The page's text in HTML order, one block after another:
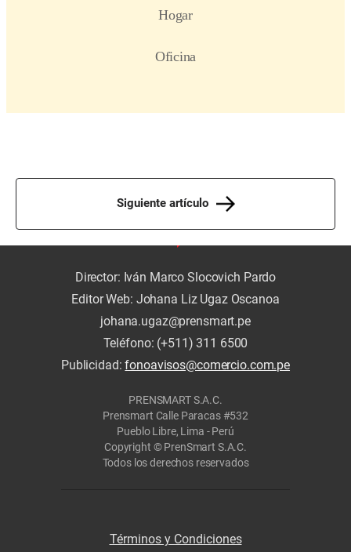
Siguiente artículo
Director: Iván Marco Slocovich Pardo
Editor Web: Johana Liz Ugaz Oscanoa
johana.ugaz@prensmart.pe
Teléfono: (+511) 311 6500
Publicidad:fonoavisos@comercio.com.pe
PRENSMART S.A.C.
Prensmart Calle Paracas #532
Pueblo Libre, Lima - Perú
Copyright © PrenSmart S.A.C.
Todos los derechos reservados
Términos y Condiciones